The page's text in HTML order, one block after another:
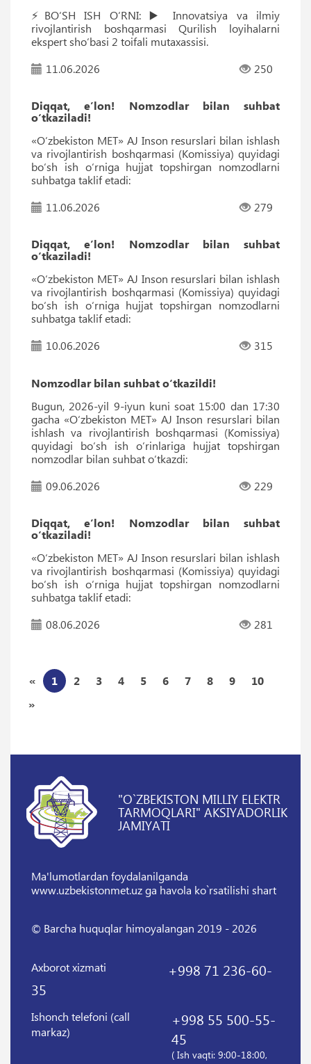
⚡️BO‘SH ISH O‘RNI: ▶️ Innovatsiya va ilmiy
rivojlantirish boshqarmasi Qurilish loyihalarni
ekspert sho‘basi 2 toifali mutaxassisi.
11.06.2026
250
Diqqat, e’lon! Nomzodlar bilan suhbat
o‘tkaziladi!
«O‘zbekiston MET» AJ Inson resurslari bilan ishlash
va rivojlantirish boshqarmasi (Komissiya) quyidagi
bo‘sh ish o‘rniga hujjat topshirgan nomzodlarni
suhbatga taklif etadi:
11.06.2026
279
Diqqat, e’lon! Nomzodlar bilan suhbat
o‘tkaziladi!
«O‘zbekiston MET» AJ Inson resurslari bilan ishlash
va rivojlantirish boshqarmasi (Komissiya) quyidagi
bo‘sh ish o‘rniga hujjat topshirgan nomzodlarni
suhbatga taklif etadi:
10.06.2026
315
Nomzodlar bilan suhbat o‘tkazildi!
Bugun, 2026-yil 9-iyun kuni soat 15:00 dan 17:30
gacha «O‘zbekiston MET» AJ Inson resurslari bilan
ishlash va rivojlantirish boshqarmasi (Komissiya)
quyidagi bo‘sh ish o‘rinlariga hujjat topshirgan
nomzodlar bilan suhbat o‘tkazdi:
09.06.2026
229
Diqqat, e’lon! Nomzodlar bilan suhbat
o‘tkaziladi!
«O‘zbekiston MET» AJ Inson resurslari bilan ishlash
va rivojlantirish boshqarmasi (Komissiya) quyidagi
bo‘sh ish o‘rniga hujjat topshirgan nomzodlarni
suhbatga taklif etadi:
08.06.2026
281
« 1 2 3 4 5 6 7 8 9
10
»
"O`ZBEKISTON MILLIY ELEKTR
TARMOQLARI" AKSIYADORLIK
JAMIYATI
Ma'lumotlardan foydalanilganda
www.uzbekistonmet.uz ga havola ko`rsatilishi shart
© Barcha huquqlar himoyalangan 2019 - 2026
Axborot xizmati
+998 71 236-60-
35
Ishonch telefoni (call
markaz)
+998 55 500-55-
45
( Ish vaqti: 9:00-18:00,